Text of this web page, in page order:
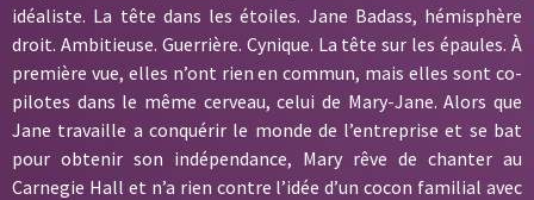
idéaliste. La tête dans les étoiles. Jane Badass, hémisphère
droit. Ambitieuse. Guerrière. Cynique. La tête sur les épaules. À
première vue, elles n’ont rien en commun, mais elles sont co-
pilotes dans le même cerveau, celui de Mary-Jane. Alors que
Jane travaille a conquérir le monde de l’entreprise et se bat
pour obtenir son indépendance, Mary rêve de chanter au
Carnegie Hall et n’a rien contre l’idée d’un cocon familial avec